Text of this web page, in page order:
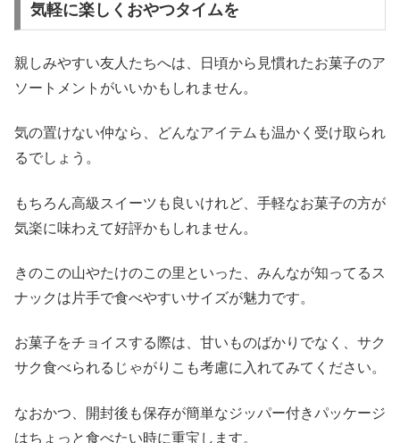
気軽に楽しくおやつタイムを
親しみやすい友人たちへは、日頃から見慣れたお菓子のア
ソートメントがいいかもしれません。
気の置けない仲なら、どんなアイテムも温かく受け取られ
るでしょう。
もちろん高級スイーツも良いけれど、手軽なお菓子の方が
気楽に味わえて好評かもしれません。
きのこの山やたけのこの里といった、みんなが知ってるス
ナックは片手で食べやすいサイズが魅力です。
お菓子をチョイスする際は、甘いものばかりでなく、サク
サク食べられるじゃがりこも考慮に入れてみてください。
なおかつ、開封後も保存が簡単なジッパー付きパッケージ
はちょっと食べたい時に重宝します。